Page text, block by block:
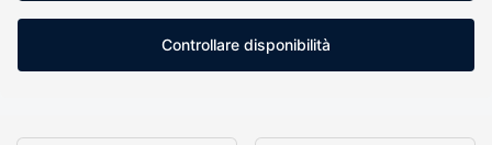
Controllare disponibilità